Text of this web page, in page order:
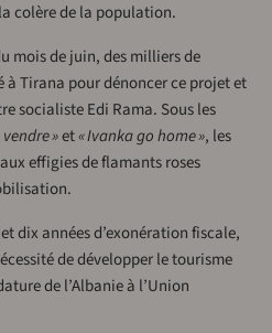
colère de la population.
mois de juin, des milliers de
Tirana pour dénoncer ce projet et
socialiste Edi Rama. Sous les
vendre »et« Ivanka go home », les
effigies de flamants roses
dix années d’exonération fiscale,
de développer le tourisme
de l’Albanie à l’Union